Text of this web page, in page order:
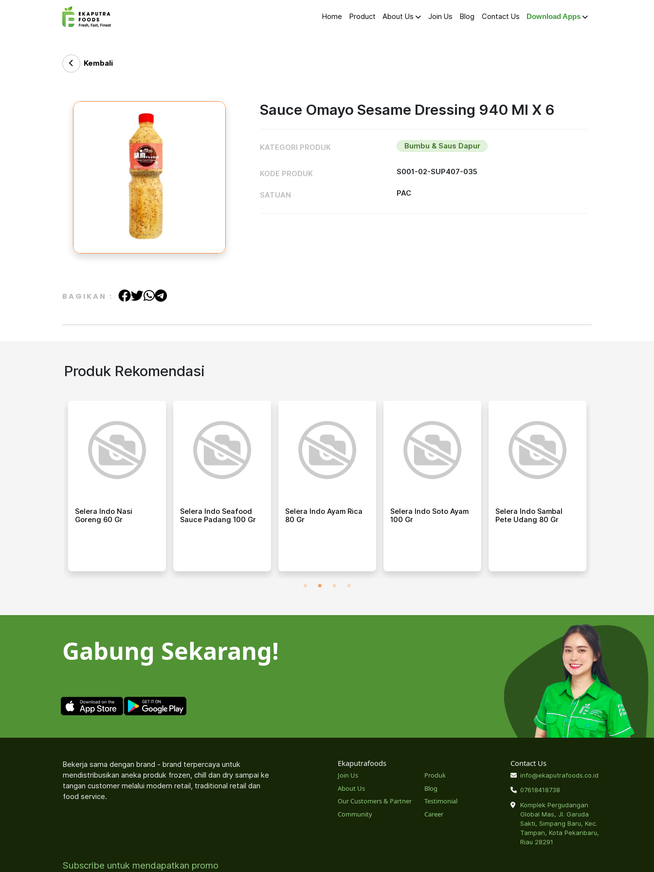
Home Product About Us Join Us Blog Contact Us Download Apps
Kembali
Sauce Omayo Sesame Dressing 940 Ml X 6
KATEGORI PRODUK Bumbu & Saus Dapur
KODE PRODUK S001-02-SUP407-035
SATUAN PAC
BAGIKAN :
Produk Rekomendasi
Selera Indo Nasi
Goreng 60 Gr
Selera Indo Seafood
Sauce Padang 100 Gr
Selera Indo Ayam Rica
80 Gr
Selera Indo Soto Ayam
100 Gr
Selera Indo Sambal
Pete Udang 80 Gr
Gabung Sekarang!
Bekerja sama dengan brand - brand terpercaya untuk
mendistribusikan aneka produk frozen, chill dan dry sampai ke
tangan customer melalui modern retail, traditional retail dan
food service.
Ekaputrafoods
Join Us
About Us
Our Customers & Partner
Community
Produk
Blog
Testimonial
Career
Contact Us
info@ekaputrafoods.co.id
07618418738
Komplek Pergudangan
Global Mas, Jl. Garuda
Sakti, Simpang Baru, Kec.
Tampan, Kota Pekanbaru,
Riau 28291
Subscribe untuk mendapatkan promo